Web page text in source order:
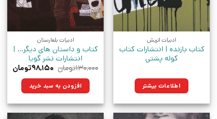
ادبیات اتریش
کتاب بازنده | انتشارات کتاب
کوله پشتی
اطلاعات بیشتر
ادبیات بلغارستان
کتاب و داستان های دیگر… |
انتشارات نشر گویا
۱۳۰,۰۰۰تومان قیمت
۱۳۰,۰۰۰تومان
بود.
۹۸,۱۵۰تومان
افزودن به سبد خرید